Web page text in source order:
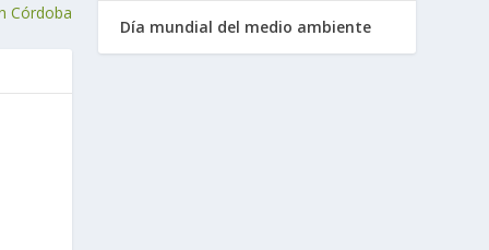
Córdoba
Día mundial del medio ambiente